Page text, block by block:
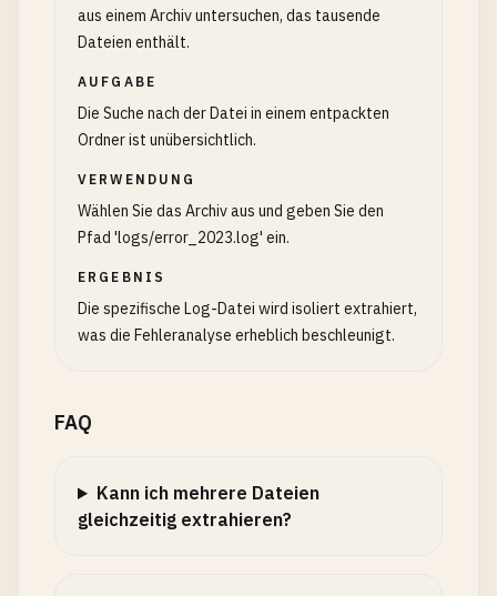
aus einem Archiv untersuchen, das tausende
Dateien enthält.
AUFGABE
Die Suche nach der Datei in einem entpackten
Ordner ist unübersichtlich.
VERWENDUNG
Wählen Sie das Archiv aus und geben Sie den
Pfad 'logs/error_2023.log' ein.
ERGEBNIS
Die spezifische Log-Datei wird isoliert extrahiert,
was die Fehleranalyse erheblich beschleunigt.
FAQ
Kann ich mehrere Dateien
gleichzeitig extrahieren?